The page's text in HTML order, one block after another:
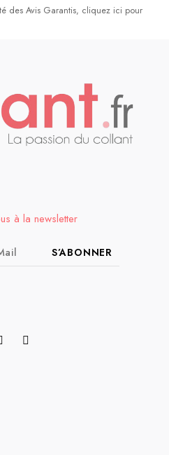
des Avis Garantis, cliquez ici pour
à la newsletter
S’ABONNER